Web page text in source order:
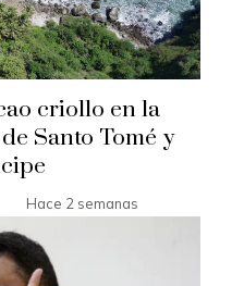
criollo en la
Santo Tomé y
Hace 2 semanas